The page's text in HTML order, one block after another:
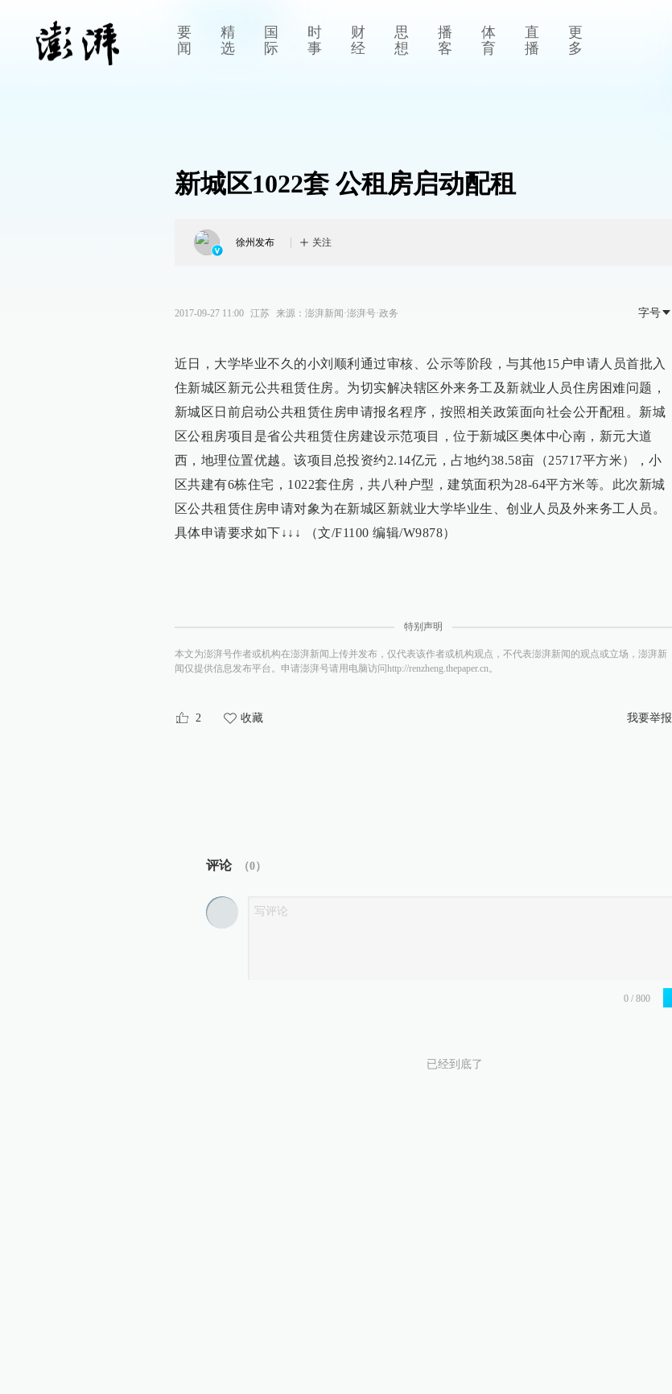
要
闻
精
选
国
际
时
事
财
经
思
想
播
客
体
育
直
播
更
多
新城区1022套 公租房启动配租
徐州发布 关注
2017-09-27 11:00 江苏 来源： 澎湃新闻·澎湃号·政务 字号
近日，大学毕业不久的小刘顺利通过审核、公示等阶段，与其他15户申请人员首批入
住新城区新元公共租赁住房。为切实解决辖区外来务工及新就业人员住房困难问题，
新城区日前启动公共租赁住房申请报名程序，按照相关政策面向社会公开配租。新城
区公租房项目是省公共租赁住房建设示范项目，位于新城区奥体中心南，新元大道
西，地理位置优越。该项目总投资约2.14亿元，占地约38.58亩（25717平方米），小
区共建有6栋住宅，1022套住房，共八种户型，建筑面积为28-64平方米等。此次新城
区公共租赁住房申请对象为在新城区新就业大学毕业生、创业人员及外来务工人员。
具体申请要求如下↓↓↓ （文/F1100 编辑/W9878）
特别声明
本文为澎湃号作者或机构在澎湃新闻上传并发布，仅代表该作者或机构观点，不代表澎湃新闻的观点或立场，澎湃新
闻仅提供信息发布平台。申请澎湃号请用电脑访问http://renzheng.thepaper.cn。
2 收藏 我要举报
评论 （0）
已经到底了